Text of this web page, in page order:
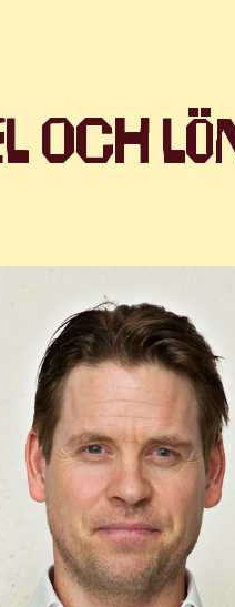
och